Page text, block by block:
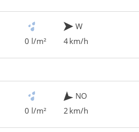
0 l/m²
W
4 km/h
0 l/m²
NO
2 km/h